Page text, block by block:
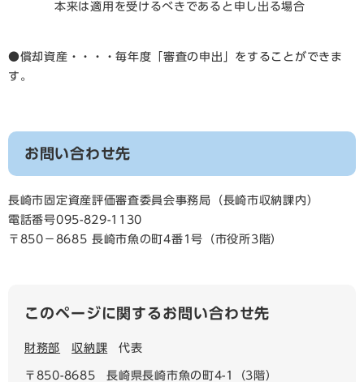
本来は適用を受けるべきであると申し出る場合
●償却資産・・・・毎年度「審査の申出」をすることができま
す。
お問い合わせ先
長崎市固定資産評価審査委員会事務局（長崎市収納課内）
電話番号095-829-1130
〒850－8685 長崎市魚の町4番1号（市役所3階）
このページに関するお問い合わせ先
財務部 収納課 代表
〒850-8685
長崎県長崎市魚の町4-1（3階）